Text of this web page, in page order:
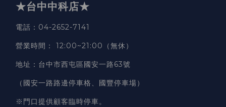
★台中中科店★
電話 ：04-2652-7141
營業時間 ： 12:00~21:00（無休）
地址 ：台中市西屯區國安一路63號
（國安一路路邊停車格、國豐停車場）
※門口提供顧客臨時停車。